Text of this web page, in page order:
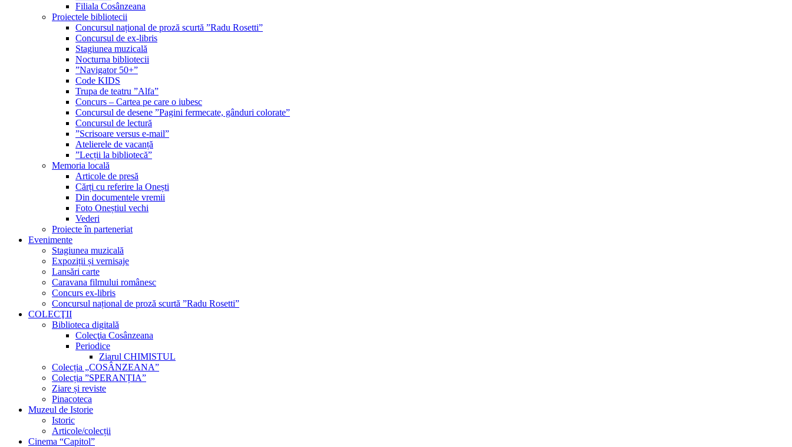
Filiala Cosânzeana
Proiectele bibliotecii
Concursul național de proză scurtă ”Radu Rosetti”
Concursul de ex-libris
Stagiunea muzicală
Nocturna bibliotecii
”Navigator 50+”
Code KIDS
Trupa de teatru ”Alfa”
Concurs – Cartea pe care o iubesc
Concursul de desene ”Pagini fermecate, gânduri colorate”
Concursul de lectură
”Scrisoare versus e-mail”
Atelierele de vacanță
”Lecții la bibliotecă”
Memoria locală
Articole de presă
Cărți cu referire la Onești
Din documentele vremii
Foto Oneștiul vechi
Vederi
Proiecte în parteneriat
Evenimente
Stagiunea muzicală
Expoziții și vernisaje
Lansări carte
Caravana filmului românesc
Concurs ex-libris
Concursul național de proză scurtă ”Radu Rosetti”
COLECŢII
Biblioteca digitală
Colecţia Cosânzeana
Periodice
Ziarul CHIMISTUL
Colecția „COSÂNZEANA”
Colecția ”SPERANȚIA”
Ziare și reviste
Pinacoteca
Muzeul de Istorie
Istoric
Articole/colecții
Cinema “Capitol”